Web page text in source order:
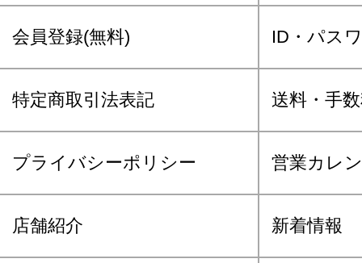
会員登録(無料) ID・パス
特定商取引法表記 送料・手
プライバシーポリシー 営業カレ
店舗紹介 新着情報